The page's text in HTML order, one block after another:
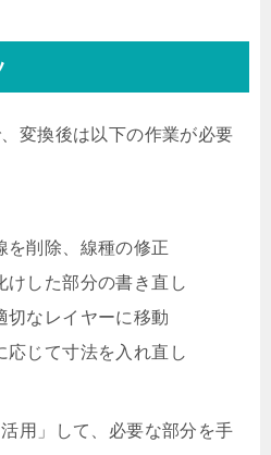
変換後は以下の作業が必要
を削除、線種の修正
けした部分の書き直し
切なレイヤーに移動
応じて寸法を入れ直し
用」して、必要な部分を手